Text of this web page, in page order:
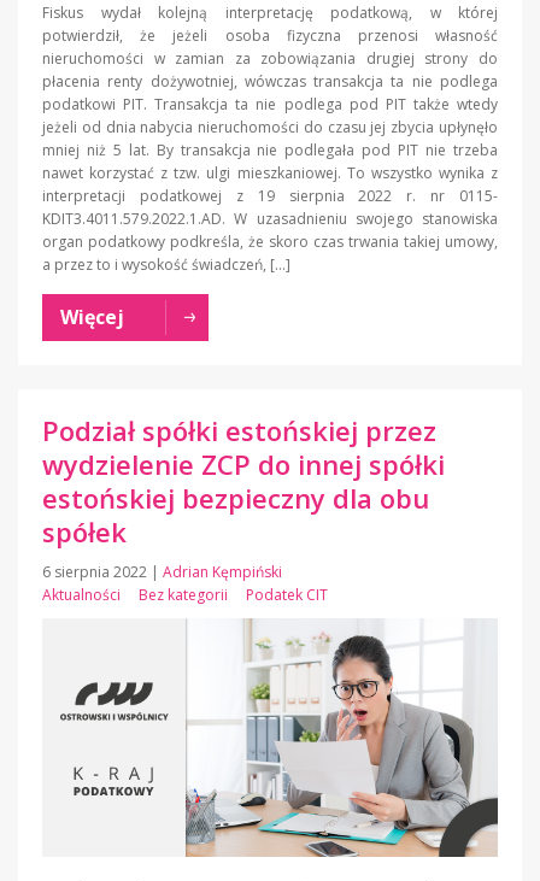
Fiskus wydał kolejną interpretację podatkową, w której
potwierdził, że jeżeli osoba fizyczna przenosi własność
nieruchomości w zamian za zobowiązania drugiej strony do
płacenia renty dożywotniej, wówczas transakcja ta nie podlega
podatkowi PIT. Transakcja ta nie podlega pod PIT także wtedy
jeżeli od dnia nabycia nieruchomości do czasu jej zbycia upłynęło
mniej niż 5 lat. By transakcja nie podlegała pod PIT nie trzeba
nawet korzystać z tzw. ulgi mieszkaniowej. To wszystko wynika z
interpretacji podatkowej z 19 sierpnia 2022 r. nr 0115-
KDIT3.4011.579.2022.1.AD. W uzasadnieniu swojego stanowiska
organ podatkowy podkreśla, że skoro czas trwania takiej umowy,
a przez to i wysokość świadczeń, […]
Więcej
Podział spółki estońskiej przez
wydzielenie ZCP do innej spółki
estońskiej bezpieczny dla obu
spółek
6 sierpnia 2022 | Adrian Kęmpiński
Aktualności
Bez kategorii Podatek CIT